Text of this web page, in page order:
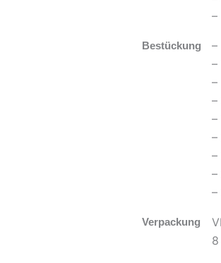
Bestückung
–
–
–
–
–
–
–
–
Verpackung